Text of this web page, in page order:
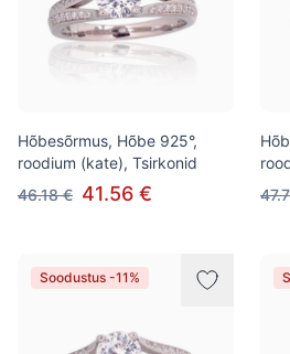
Hõbesõrmus, Hõbe 925°,
roodium (kate), Tsirkonid
46.18 € 41.56 €
Soodustus -11%